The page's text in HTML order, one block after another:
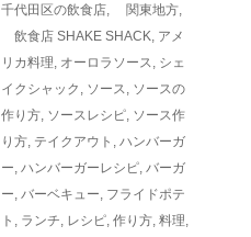
千代田区の飲食店, 関東地方,
飲食店 SHAKE SHACK, アメ
リカ料理, オーロラソース, シェ
イクシャック , ソース, ソースの
作り方, ソースレシピ, ソース作
り方, テイクアウト , ハンバーガ
ー, ハンバーガーレシピ, バーガ
ー, バーベキュー, フライドポテ
ト , ランチ, レシピ, 作り方, 料理,